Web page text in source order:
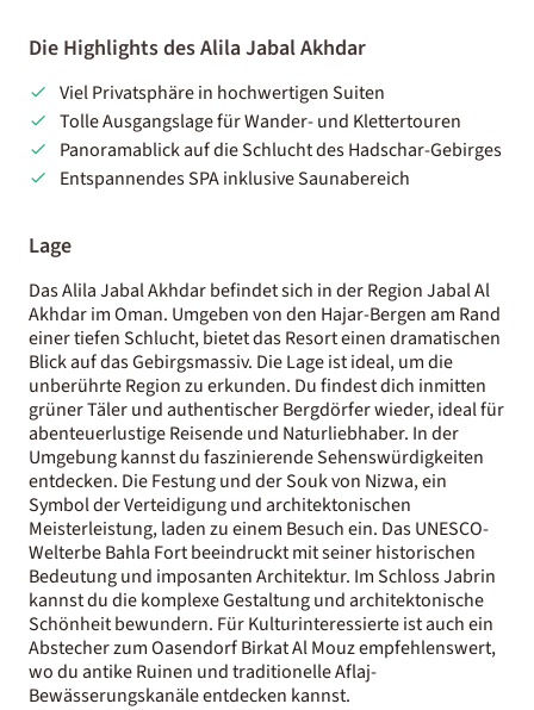
Die Highlights des Alila Jabal Akhdar
Viel Privatsphäre in hochwertigen Suiten
Tolle Ausgangslage für Wander- und Klettertouren
Panoramablick auf die Schlucht des Hadschar-Gebirges
Entspannendes SPA inklusive Saunabereich
Lage
Das Alila Jabal Akhdar befindet sich in der Region Jabal Al
Akhdar im Oman. Umgeben von den Hajar-Bergen am Rand
einer tiefen Schlucht, bietet das Resort einen dramatischen
Blick auf das Gebirgsmassiv. Die Lage ist ideal, um die
unberührte Region zu erkunden. Du findest dich inmitten
grüner Täler und authentischer Bergdörfer wieder, ideal für
abenteuerlustige Reisende und Naturliebhaber. In der
Umgebung kannst du faszinierende Sehenswürdigkeiten
entdecken. Die Festung und der Souk von Nizwa, ein
Symbol der Verteidigung und architektonischen
Meisterleistung, laden zu einem Besuch ein. Das UNESCO-
Welterbe Bahla Fort beeindruckt mit seiner historischen
Bedeutung und imposanten Architektur. Im Schloss Jabrin
kannst du die komplexe Gestaltung und architektonische
Schönheit bewundern. Für Kulturinteressierte ist auch ein
Abstecher zum Oasendorf Birkat Al Mouz empfehlenswert,
wo du antike Ruinen und traditionelle Aflaj-
Bewässerungskanäle entdecken kannst.